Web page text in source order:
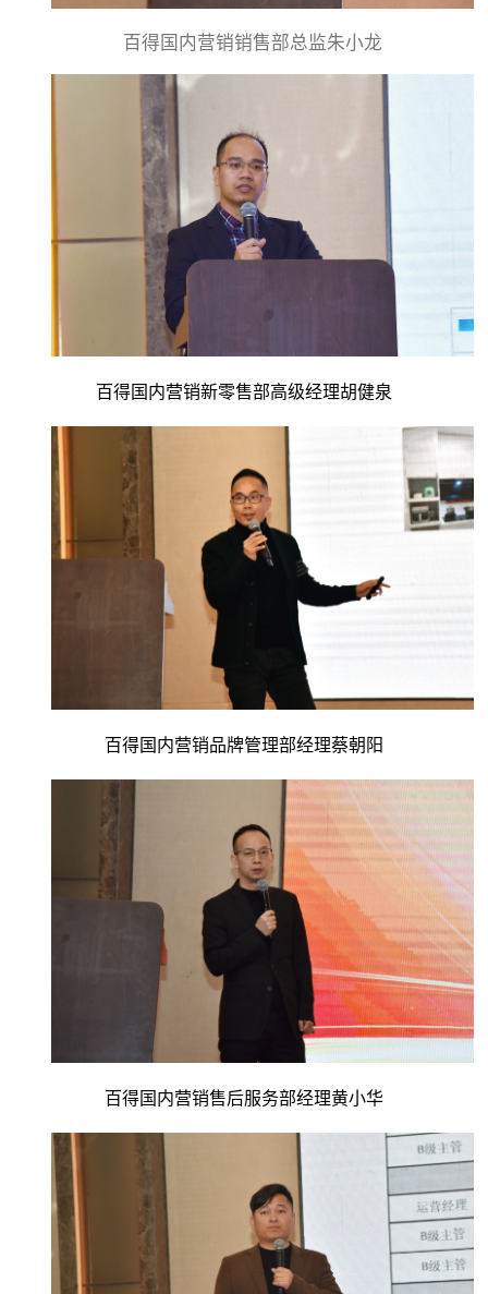
百得国内营销销售部总监朱小龙
百得国内营销新零售部高级经理胡健泉
百得国内营销品牌管理部经理蔡朝阳
百得国内营销售后服务部经理黄小华